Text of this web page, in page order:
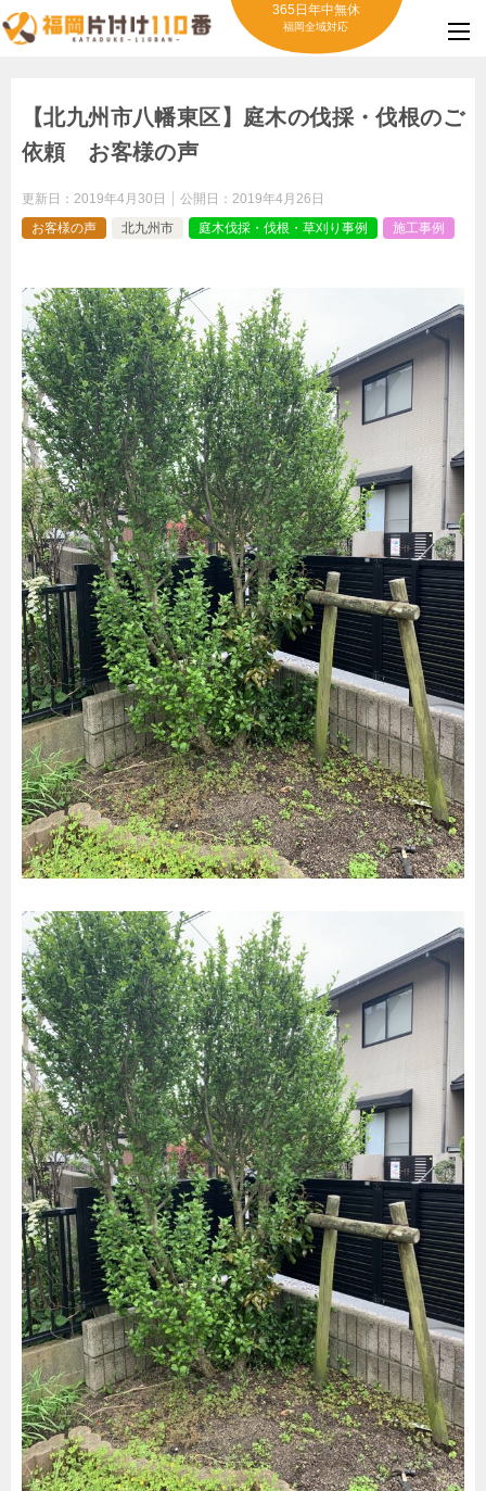
365日年中無休
福岡全域対応
【北九州市八幡東区】庭木の伐採・伐根のご
依頼 お客様の声
更新日： 2019年4月30日 公開日： 2019年4月26日
お客様の声
北九州市 庭木伐採・伐根・草刈り事例 施工事例